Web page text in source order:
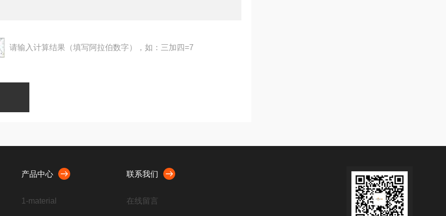
请输入计算结果（填写阿拉伯数字），如：三加四=7
产品中心
1-material
联系我们
在线留言